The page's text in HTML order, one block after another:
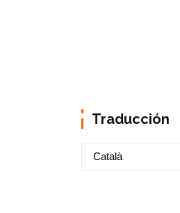
Traducción